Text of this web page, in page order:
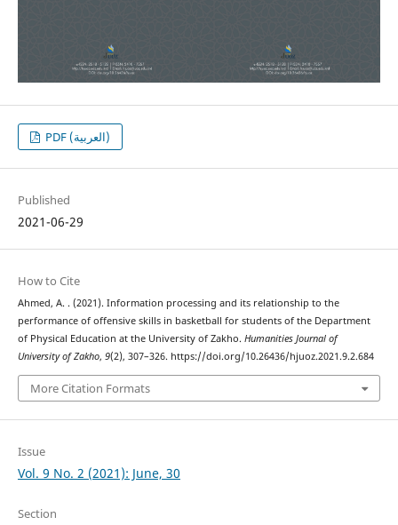
PDF (العربية)
Published
2021-06-29
How to Cite
Ahmed, A. . (2021). Information processing and its relationship to the
performance of offensive skills in basketball for students of the Department
of Physical Education at the University of Zakho. Humanities Journal of
University of Zakho, 9(2), 307–326. https://doi.org/10.26436/hjuoz.2021.9.2.684
More Citation Formats
Issue
Vol. 9 No. 2 (2021): June, 30
Section